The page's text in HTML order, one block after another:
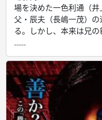
場を決めた一色利通（井
父・辰夫（長嶋一茂）
る。しかし、本来は兄
......